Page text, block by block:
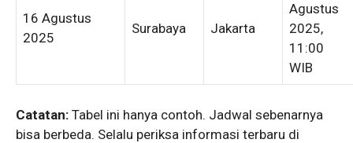
16 Agustus
2025
Surabaya Jakarta
Agustus
2025,
11:00
WIB
Catatan: Tabel ini hanya contoh. Jadwal sebenarnya
bisa berbeda. Selalu periksa informasi terbaru di